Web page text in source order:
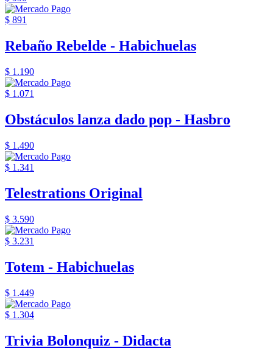
$ 891
Rebaño Rebelde - Habichuelas
$ 1.190
$ 1.071
Obstáculos lanza dado pop - Hasbro
$ 1.490
$ 1.341
Telestrations Original
$ 3.590
$ 3.231
Totem - Habichuelas
$ 1.449
$ 1.304
Trivia Bolonquiz - Didacta